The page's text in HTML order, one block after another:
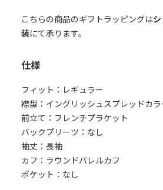
こちらの商品のギフトラッピングは
装にて承ります。
仕様
フィット：レギュラー
襟型：イングリッシュスプレッドカラ
前立て：フレンチプラケット
バックプリーツ：なし
袖丈：長袖
カフ：ラウンドバレルカフ
ポケット：なし